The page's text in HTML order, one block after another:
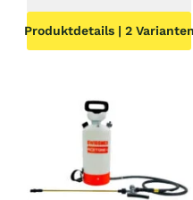
Produktdetails | 2 Varianten
DETAILS